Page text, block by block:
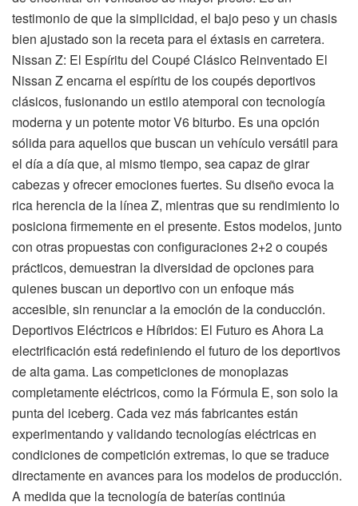
testimonio de que la simplicidad, el bajo peso y un chasis
bien ajustado son la receta para el éxtasis en carretera.
Nissan Z: El Espíritu del Coupé Clásico Reinventado El
Nissan Z encarna el espíritu de los coupés deportivos
clásicos, fusionando un estilo atemporal con tecnología
moderna y un potente motor V6 biturbo. Es una opción
sólida para aquellos que buscan un vehículo versátil para
el día a día que, al mismo tiempo, sea capaz de girar
cabezas y ofrecer emociones fuertes. Su diseño evoca la
rica herencia de la línea Z, mientras que su rendimiento lo
posiciona firmemente en el presente. Estos modelos, junto
con otras propuestas con configuraciones 2+2 o coupés
prácticos, demuestran la diversidad de opciones para
quienes buscan un deportivo con un enfoque más
accesible, sin renunciar a la emoción de la conducción.
Deportivos Eléctricos e Híbridos: El Futuro es Ahora La
electrificación está redefiniendo el futuro de los deportivos
de alta gama. Las competiciones de monoplazas
completamente eléctricos, como la Fórmula E, son solo la
punta del iceberg. Cada vez más fabricantes están
experimentando y validando tecnologías eléctricas en
condiciones de competición extremas, lo que se traduce
directamente en avances para los modelos de producción.
A medida que la tecnología de baterías continúa